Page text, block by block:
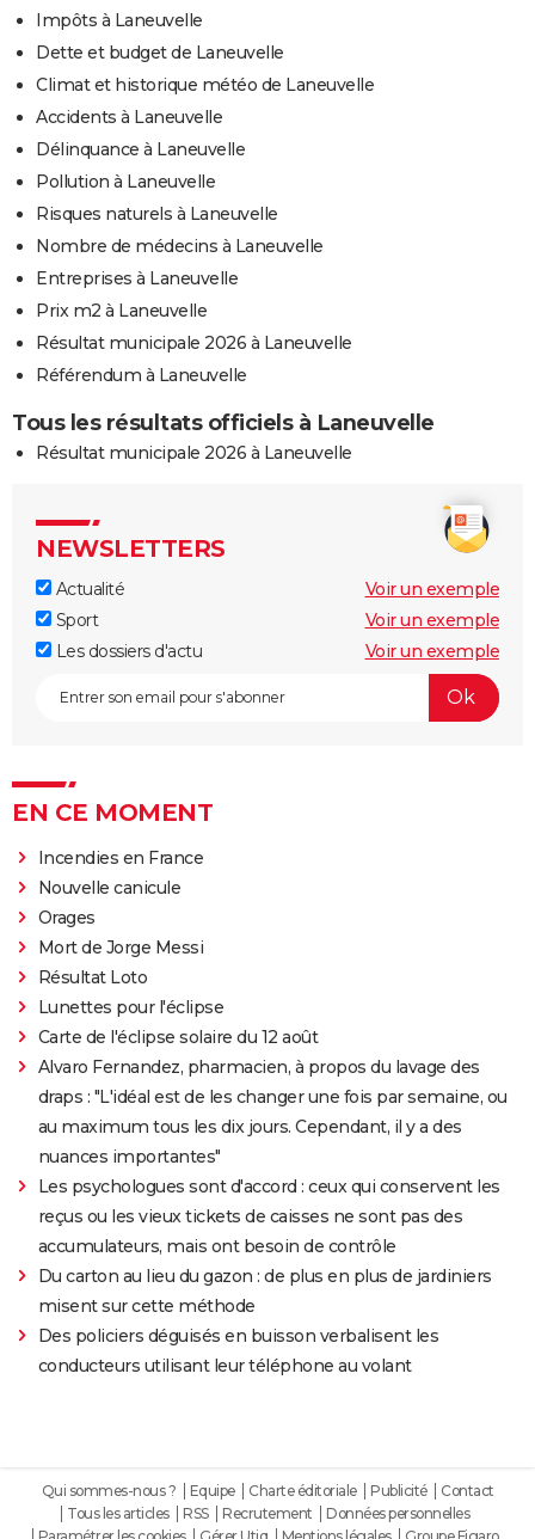
Impôts à Laneuvelle
Dette et budget de Laneuvelle
Climat et historique météo de Laneuvelle
Accidents à Laneuvelle
Délinquance à Laneuvelle
Pollution à Laneuvelle
Risques naturels à Laneuvelle
Nombre de médecins à Laneuvelle
Entreprises à Laneuvelle
Prix m2 à Laneuvelle
Résultat municipale 2026 à Laneuvelle
Référendum à Laneuvelle
Tous les résultats officiels à Laneuvelle
Résultat municipale 2026 à Laneuvelle
NEWSLETTERS
Actualité
Voir un exemple
Sport
Voir un exemple
Les dossiers d'actu
Voir un exemple
EN CE MOMENT
Incendies en France
Nouvelle canicule
Orages
Mort de Jorge Messi
Résultat Loto
Lunettes pour l'éclipse
Carte de l'éclipse solaire du 12 août
Alvaro Fernandez, pharmacien, à propos du lavage des
draps : "L'idéal est de les changer une fois par semaine, ou
au maximum tous les dix jours. Cependant, il y a des
nuances importantes"
Les psychologues sont d'accord : ceux qui conservent les
reçus ou les vieux tickets de caisses ne sont pas des
accumulateurs, mais ont besoin de contrôle
Du carton au lieu du gazon : de plus en plus de jardiniers
misent sur cette méthode
Des policiers déguisés en buisson verbalisent les
conducteurs utilisant leur téléphone au volant
Qui sommes-nous ? Equipe Charte éditoriale Publicité
Contact
Tous les articles
RSS Recrutement
Données personnelles